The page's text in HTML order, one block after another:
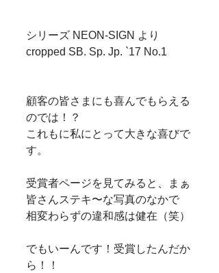
シリーズ NEON-SIGN より
cropped SB. Sp. Jp. `17 No.1
顧客の皆さまにも喜んでもらえる
のでは！？
これもに私にとって大きな喜びで
す。
受賞者ページを見てみると、まぁ
皆さんステキ〜な写真のなかで
相変わらずの違和感は健在（笑）
でもいーんです！受賞したんだか
ら！！